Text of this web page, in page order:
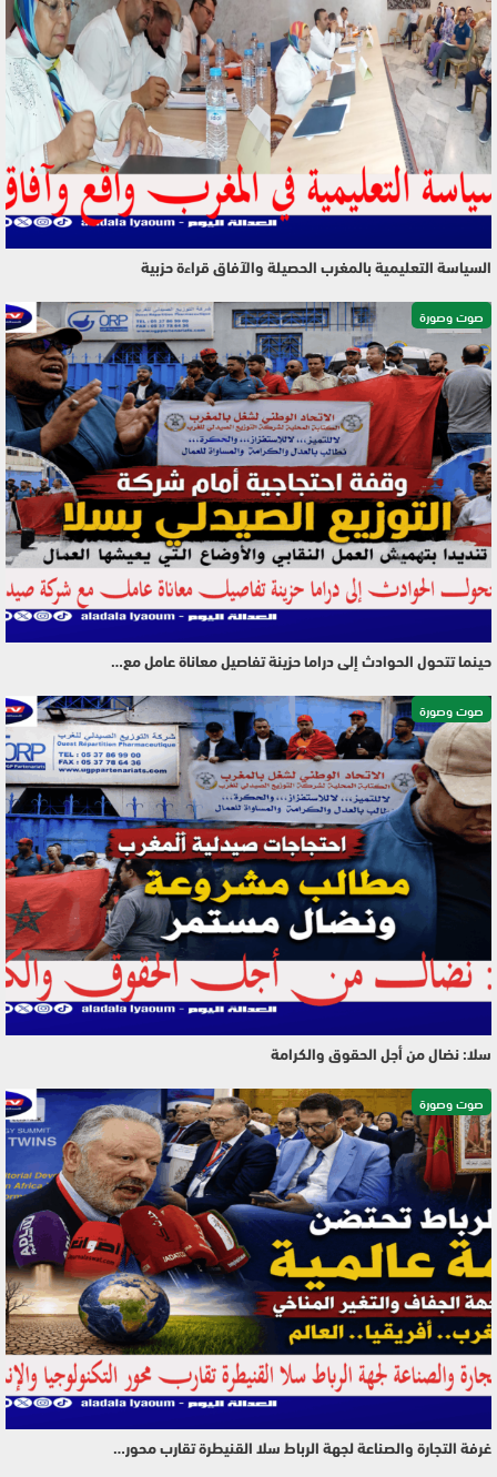
السياسة التعليمية بالمغرب الحصيلة والآفاق قراءة حزبية
صوت وصورة
حينما تتحول الحوادث إلى دراما حزينة تفاصيل معاناة عامل مع…
صوت وصورة
سلا: نضال من أجل الحقوق والكرامة
صوت وصورة
غرفة التجارة والصناعة لجهة الرباط سلا القنيطرة تقارب محور…